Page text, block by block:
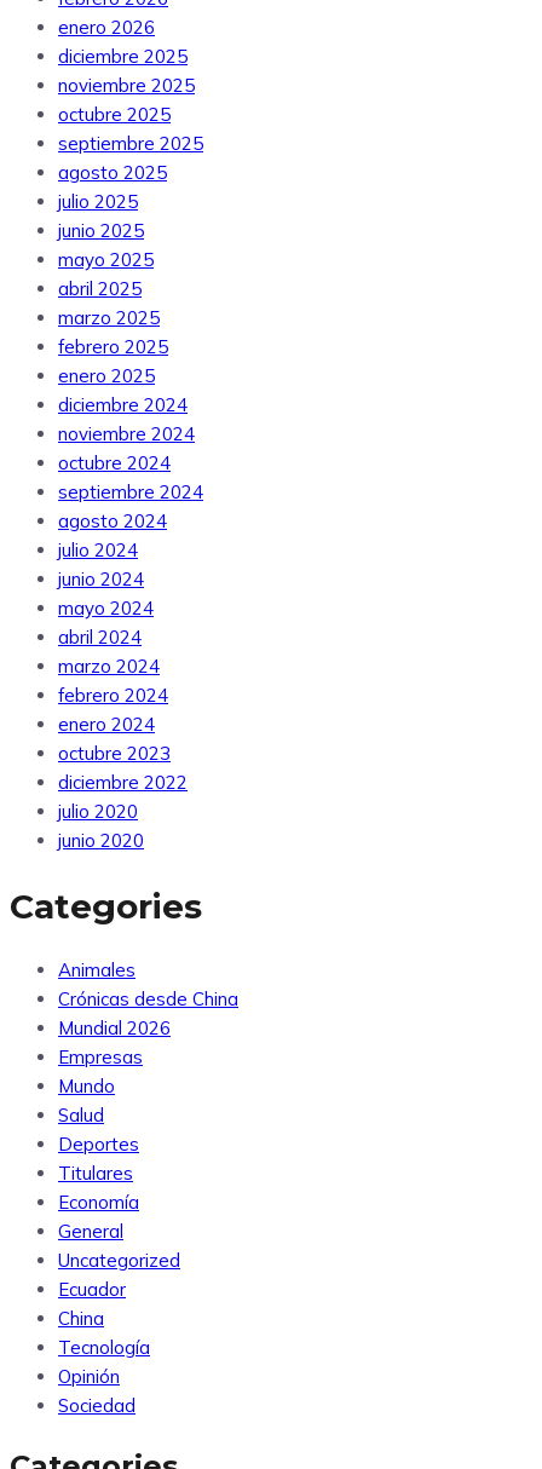
enero 2026
diciembre 2025
noviembre 2025
octubre 2025
septiembre 2025
agosto 2025
julio 2025
junio 2025
mayo 2025
abril 2025
marzo 2025
febrero 2025
enero 2025
diciembre 2024
noviembre 2024
octubre 2024
septiembre 2024
agosto 2024
julio 2024
junio 2024
mayo 2024
abril 2024
marzo 2024
febrero 2024
enero 2024
octubre 2023
diciembre 2022
julio 2020
junio 2020
Categories
Animales
Crónicas desde China
Mundial 2026
Empresas
Mundo
Salud
Deportes
Titulares
Economía
General
Uncategorized
Ecuador
China
Tecnología
Opinión
Sociedad